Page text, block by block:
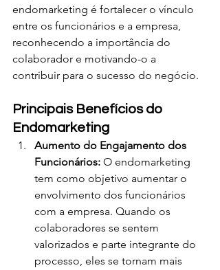
endomarketing é fortalecer o vínculo
entre os funcionários e a empresa,
reconhecendo a importância do
colaborador e motivando-o a
contribuir para o sucesso do negócio.
Principais Benefícios do
Endomarketing
Aumento do Engajamento dos
Funcionários: O endomarketing
tem como objetivo aumentar o
envolvimento dos funcionários
com a empresa. Quando os
colaboradores se sentem
valorizados e parte integrante do
processo, eles se tornam mais